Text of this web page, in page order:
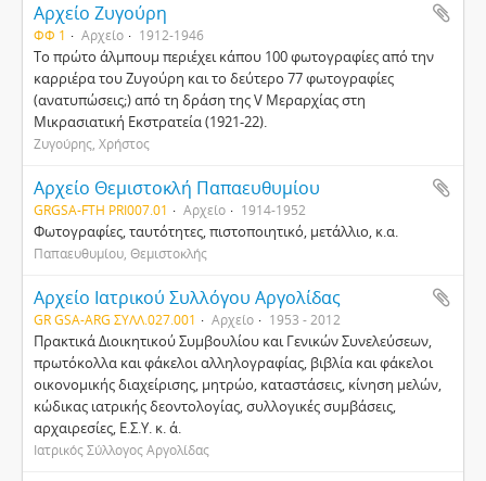
Αρχείο Ζυγούρη
ΦΦ 1 Αρχείο 1912-1946
Το πρώτο άλμπουμ περιέχει κάπου 100 φωτογραφίες από την
καρριέρα του Ζυγούρη και το δεύτερο 77 φωτογραφίες
(ανατυπώσεις;) από τη δράση της V Μεραρχίας στη
Μικρασιατική Εκστρατεία (1921-22).
Ζυγούρης, Χρήστος
Αρχείο Θεμιστοκλή Παπαευθυμίου
GRGSA-FTH PRI007.01 Αρχείο 1914-1952
Φωτογραφίες, ταυτότητες, πιστοποιητικό, μετάλλιο, κ.α.
Παπαευθυμίου, Θεμιστοκλής
Αρχείο Ιατρικού Συλλόγου Αργολίδας
GR GSA-ARG ΣΥΛΛ.027.001 Αρχείο 1953 - 2012
Πρακτικά Διοικητικού Συμβουλίου και Γενικών Συνελεύσεων,
πρωτόκολλα και φάκελοι αλληλογραφίας, βιβλία και φάκελοι
οικονομικής διαχείρισης, μητρώο, καταστάσεις, κίνηση μελών,
κώδικας ιατρικής δεοντολογίας, συλλογικές συμβάσεις,
αρχαιρεσίες, Ε.Σ.Υ. κ. ά.
Ιατρικός Σύλλογος Αργολίδας